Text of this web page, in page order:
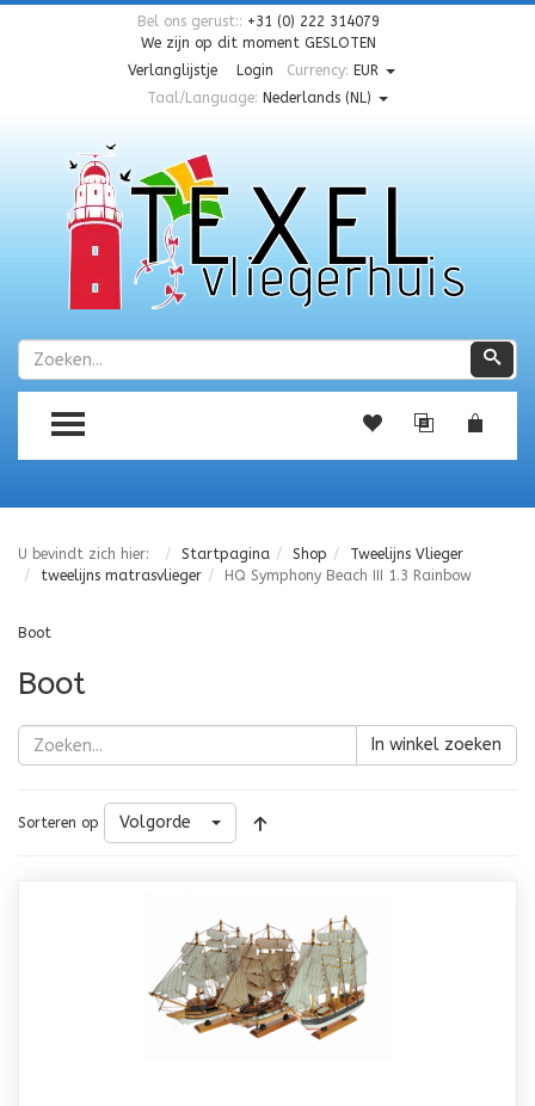
Bel ons gerust:: +31 (0) 222 314079
We zijn op dit moment GESLOTEN
Verlanglijstje
Login Currency: EUR
Taal/Language: Nederlands (NL)
Zoeken
TOGGLE MENU
U bevindt zich hier: Startpagina Shop
Tweelijns Vlieger
tweelijns matrasvlieger
HQ Symphony Beach III 1.3 Rainbow
Boot
Boot
In winkel zoeken
Sorteren op Volgorde